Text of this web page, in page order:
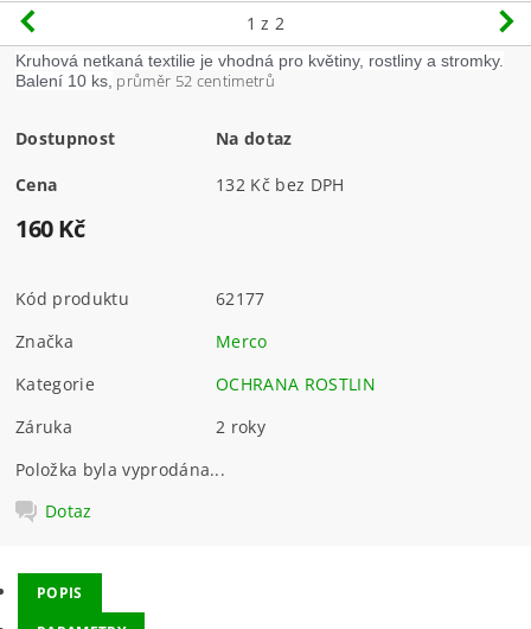
1 z 2
Kruhová netkaná textilie je vhodná pro květiny, rostliny a stromky.
Balení 10 ks, průměr 52 centimetrů
Dostupnost Na dotaz
Cena 132 Kč bez DPH
160 Kč
Kód produktu
62177
Značka
Merco
Kategorie
OCHRANA ROSTLIN
Záruka
2 roky
Položka byla vyprodána...
Dotaz
POPIS